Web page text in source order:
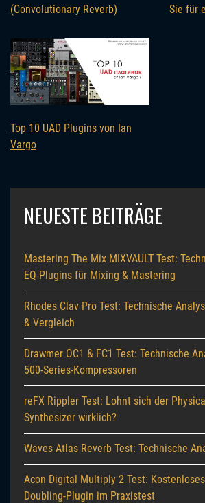
(Convolutionary Reverb)
Sie für
Top 10 UAD Plugins von Ian
Vargo
NEUESTE BEITRÄGE
Mastering The Mix MIXVAULT Test:
EQ-Plugins für Mixing & Mastering
Rhodes Clav Pro Test: Technische
& Vergleich
Drawmer OC1 & FC1 Test: Technische
500-Series-Kompressoren
reFX Rippler Test: Lohnt sich der
Synthesizer wirklich?
Waves Atlas Reverb Test: Technische
Acon Digital Multiply 2 Test:
Doubling-Plugin im Praxistest